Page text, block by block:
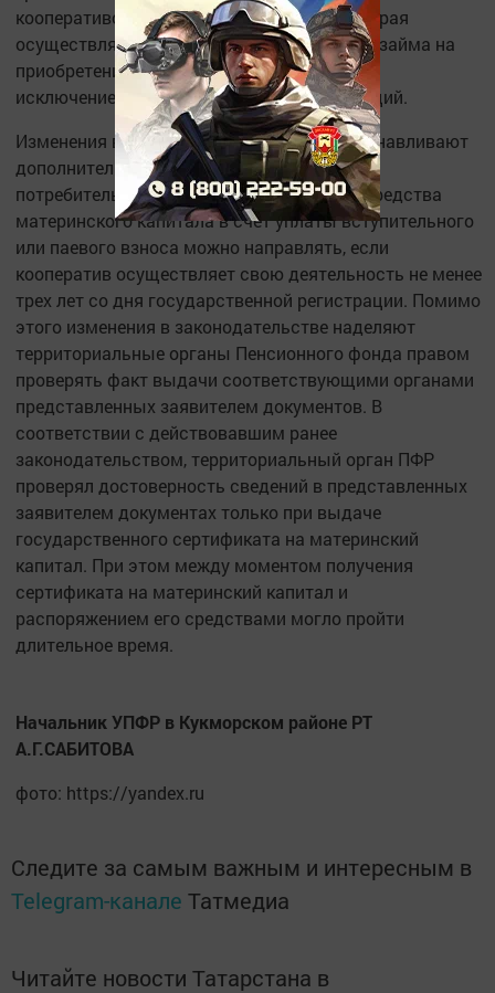
кооперативом или иной организацией, которая
осуществляет предоставление ипотечного займа на
приобретение или строительство жилья, за
исключением микрофинансовых организаций.
Изменения в законодательстве также устанавливают
дополнительные требования к кредитным
потребительским кооперативам. Отныне средства
материнского капитала в счет уплаты вступительного
или паевого взноса можно направлять, если
кооператив осуществляет свою деятельность не менее
трех лет со дня государственной регистрации. Помимо
этого изменения в законодательстве наделяют
территориальные органы Пенсионного фонда правом
проверять факт выдачи соответствующими органами
представленных заявителем документов. В
соответствии с действовавшим ранее
законодательством, территориальный орган ПФР
проверял достоверность сведений в представленных
заявителем документах только при выдаче
государственного сертификата на материнский
капитал. При этом между моментом получения
сертификата на материнский капитал и
распоряжением его средствами могло пройти
длительное время.
Начальник УПФР в Кукморском районе РТ
А.Г.САБИТОВА
фото: https://yandex.ru
Следите за самым важным и интересным в
Telegram-канале Татмедиа
Читайте новости Татарстана в